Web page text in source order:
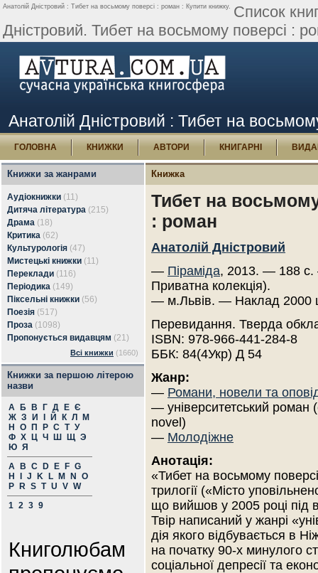
Анатолій Дністровий : Тибет на восьмому поверсі : роман : Купити книжку. Список
Дністровий. Тибет на восьмому поверсі :
Анатолій Дністровий : Тибет на
ГОЛОВНА КНИЖКИ АВТОРИ КНИГАРНІ
Книжки за жанрами
Аудіокнижки (11)
Дитяча література (215)
Драма (18)
Критика (62)
Культурологія (47)
Мистецькі книжки (11)
Переклади (116)
Періодика (149)
Піксельні книжки (56)
Поезія (517)
Проза (1098)
Пропонується видавцям (21)
Всі книжки (1660)
Книжки за першою літерою
назви
А Б В Г Д Е Є
Ж З И Й К Л
М
Н
О П Р С Т У
Ф Х Ц Ч Ш Щ Э
Ю Я
A
B C D E F G
H
J K L M N
O
P
R S T U V W
1 2 3 9
Книголюбам
Книжка
Тибет на
: роман
Анатолій Дністровий
— Піраміда, 2013. — 188 с.
Приватна колекція).
— м.Львів. — Наклад 2000
Перевидання. Тверда
ISBN: 978-966-441-284-8
ББК: 84(4Укр) Д 54
Жанр:
— Романи, новели та
— університетський роман
novel)
— Молодіжне
Анотація:
«Тибет на восьмому
трилогії («Місто
що вийшов у 2005 році під
Твір написаний у жанрі
дія якого відбувається в
на початку 90-х минулого
соціальної депресії та